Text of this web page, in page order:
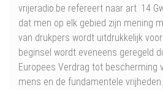
vrijeradio.be refereert naar art. 14
dat men op elk gebied zijn mening
van drukpers wordt uitdrukkelijk
beginsel wordt eveneens geregeld
Europees Verdrag tot bescherming
mens en de fundamentele